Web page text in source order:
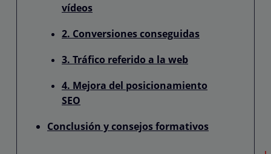
vídeos
2. Conversiones conseguidas
3. Tráfico referido a la web
4. Mejora del posicionamiento
SEO
Conclusión y consejos formativos